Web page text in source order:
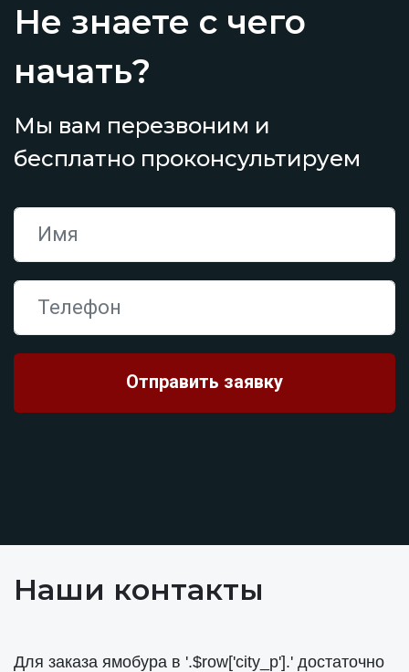
Не знаете с чего
начать?
Мы вам перезвоним и
бесплатно проконсультируем
Наши контакты
Для заказа ямобура в '.$row['city_p'].' достаточно